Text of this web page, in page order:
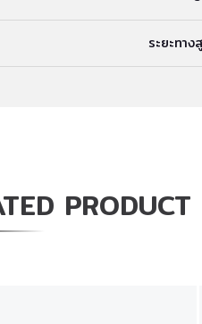
ระยะทา
PRODUCT